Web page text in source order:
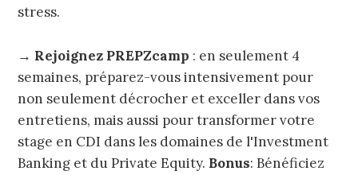
stress.
→ Rejoignez PREPZcamp : en seulement 4
semaines, préparez-vous intensivement pour
non seulement décrocher et exceller dans vos
entretiens, mais aussi pour transformer votre
stage en CDI dans les domaines de l'Investment
Banking et du Private Equity. Bonus: Bénéficiez